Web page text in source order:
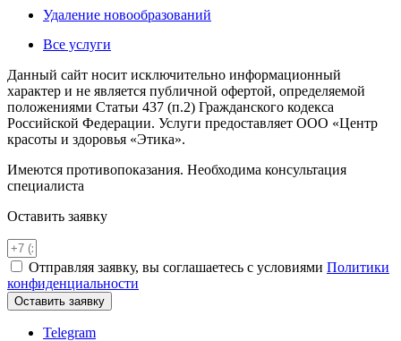
Удаление новообразований
Все услуги
Данный сайт носит исключительно информационный
характер и не является публичной офертой, определяемой
положениями Статьи 437 (п.2) Гражданского кодекса
Российской Федерации. Услуги предоставляет ООО «Центр
красоты и здоровья «Этика».
Имеются противопоказания. Необходима консультация
специалиста
Оставить заявку
Отправляя заявку, вы соглашаетесь с условиями Политики
конфиденциальности
Оставить заявку
Telegram